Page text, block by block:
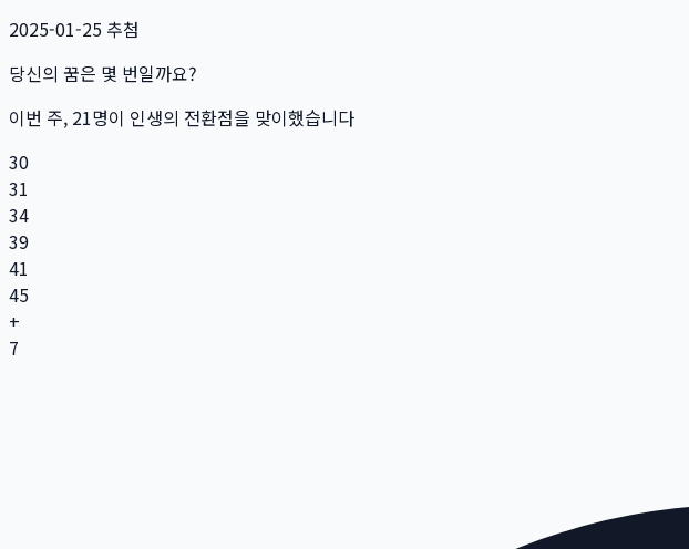
2025-01-25 추첨
당신의 꿈은 몇 번일까요?
이번 주, 21명이 인생의 전환점을 맞이했습니다
30
31
34
39
41
45
+
7